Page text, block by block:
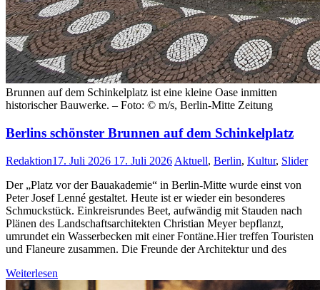
Brunnen auf dem Schinkelplatz ist eine kleine Oase inmitten
historischer Bauwerke. – Foto: © m/s, Berlin-Mitte Zeitung
Berlins schönster Brunnen auf dem Schinkelplatz
Redaktion17. Juli 2026 17. Juli 2026 Aktuell, Berlin, Kultur, Slider
Der „Platz vor der Bauakademie“ in Berlin-Mitte wurde einst von
Peter Josef Lenné gestaltet. Heute ist er wieder ein besonderes
Schmuckstück. Einkreisrundes Beet, aufwändig mit Stauden nach
Plänen des Landschaftsarchitekten Christian Meyer bepflanzt,
umrundet ein Wasserbecken mit einer Fontäne.Hier treffen Touristen
und Flaneure zusammen. Die Freunde der Architektur und des
Weiterlesen